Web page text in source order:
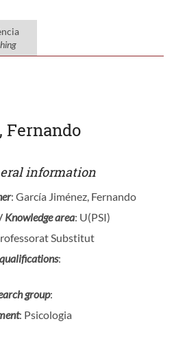
Fernando
information
: García Jiménez, Fernando
Knowledge area: U(PSI)
Substitut
:
group:
: Psicologia